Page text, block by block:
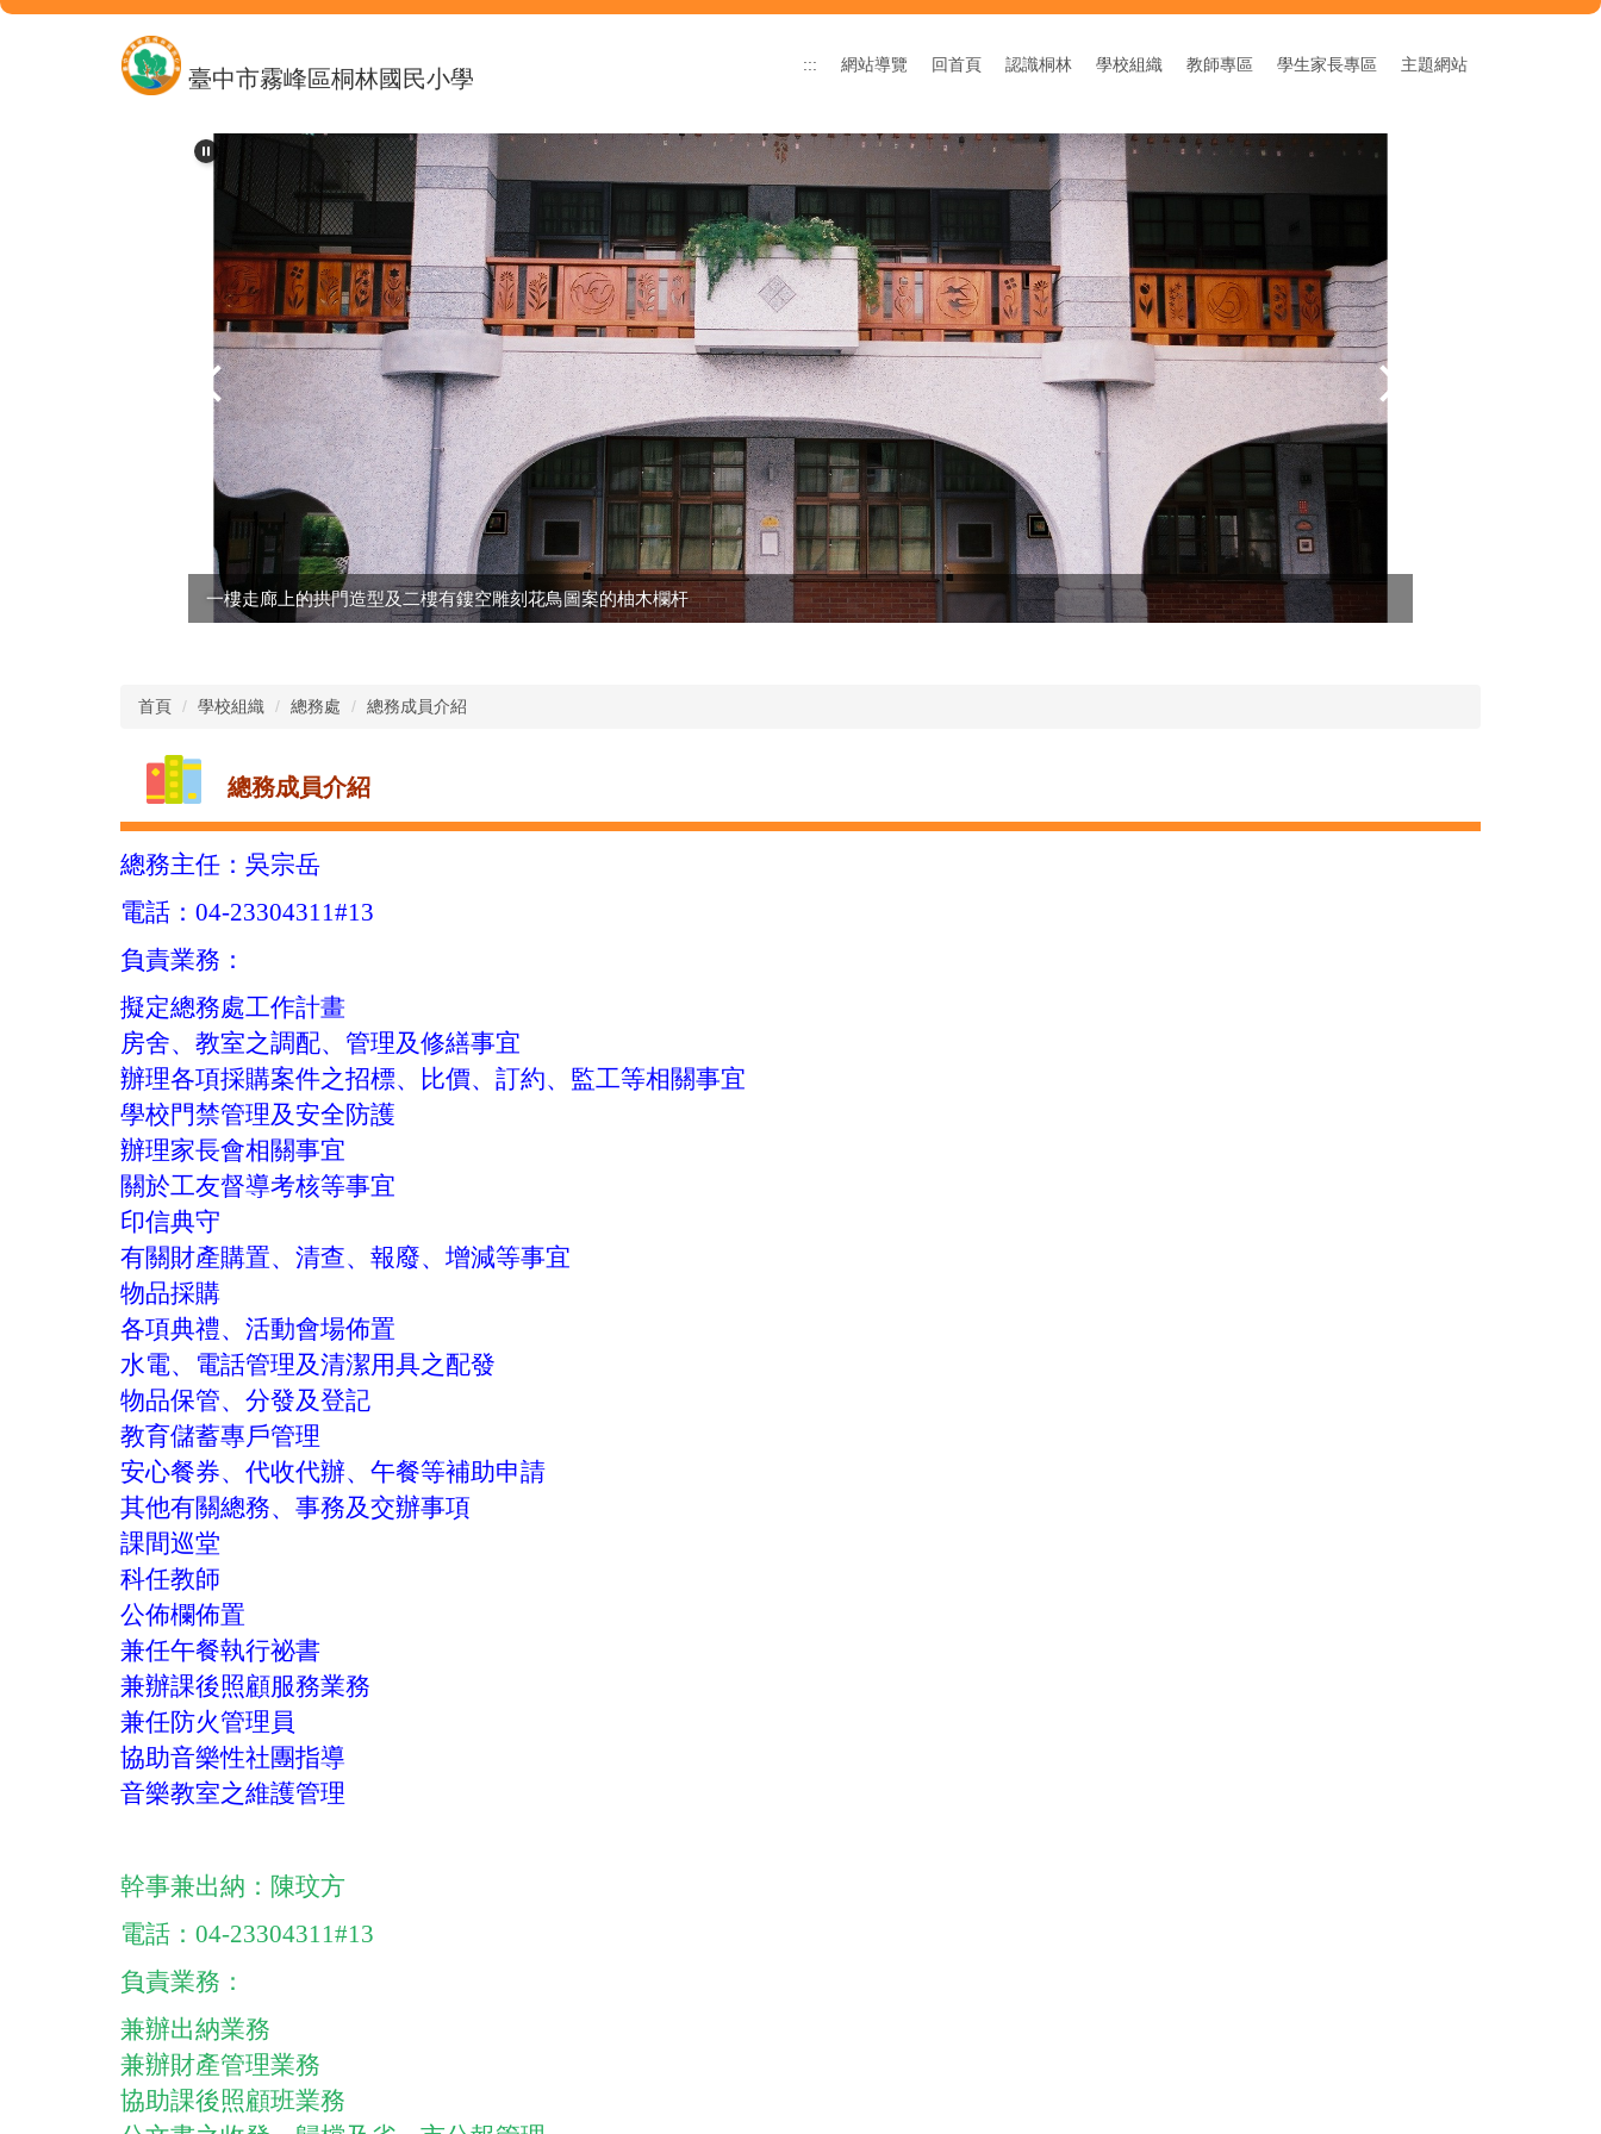
跳
臺中市霧峰區桐林國民小學
::: 網站導覽 回首頁 認識桐林 學校組織 教師專區 學生家長專區 主題網站
一樓走廊上的拱門造型及二樓有鏤空雕刻花鳥圖案的柚木欄杆
首頁 學校組織 總務處 總務成員介紹
總務成員介紹
總務主任：吳宗岳
電話：04-23304311#13
負責業務：
擬定總務處工作計畫
房舍、教室之調配、管理及修繕事宜
辦理各項採購案件之招標、比價、訂約、監工等相關事宜
學校門禁管理及安全防護
辦理家長會相關事宜
關於工友督導考核等事宜
印信典守
有關財產購置、清查、報廢、增減等事宜
物品採購
各項典禮、活動會場佈置
水電、電話管理及清潔用具之配發
物品保管、分發及登記
教育儲蓄專戶管理
安心餐券、代收代辦、午餐等補助申請
其他有關總務、事務及交辦事項
課間巡堂
科任教師
公佈欄佈置
兼任午餐執行祕書
兼辦課後照顧服務業務
兼任防火管理員
協助音樂性社團指導
音樂教室之維護管理
幹事兼出納：陳玟方
電話：04-23304311#13
負責業務：
兼辦出納業務
兼辦財產管理業務
協助課後照顧班業務